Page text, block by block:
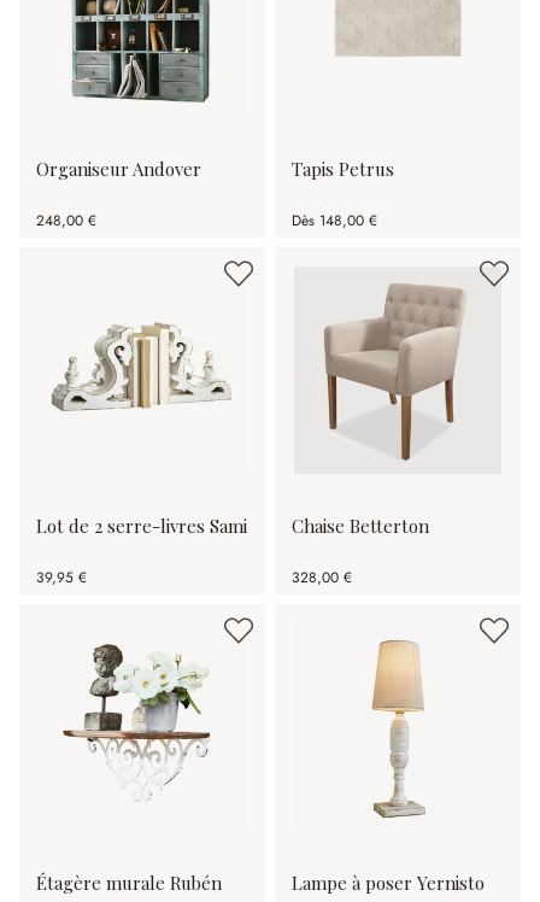
Organiseur Andover
248,00 €
Tapis Petrus
Dès 148,00 €
Lot de 2 serre-livres Sami
39,95 €
Chaise Betterton
328,00 €
Étagère murale Rubén Lampe à poser Yernisto